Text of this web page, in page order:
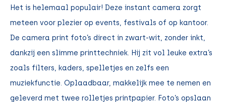
Het is helemaal populair! Deze instant camera zorgt
meteen voor plezier op events, festivals of op kantoor.
De camera print foto’s direct in zwart-wit, zonder inkt,
dankzij een slimme printtechniek. Hij zit vol leuke extra’s
zoals filters, kaders, spelletjes en zelfs een
muziekfunctie. Oplaadbaar, makkelijk mee te nemen en
geleverd met twee rolletjes printpapier. Foto’s opslaan